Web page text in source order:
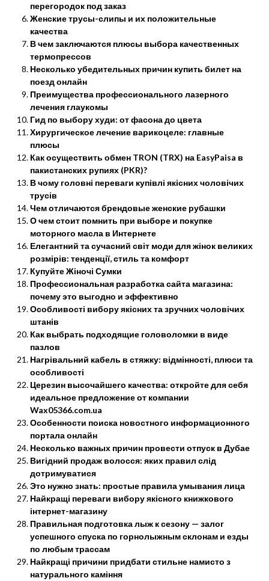
перегородок под заказ
Женские трусы-слипы и их положительные
качества
В чем заключаются плюсы выбора качественных
термопрессов
Несколько убедительных причин купить билет на
поезд онлайн
Преимущества профессионального лазерного
лечения глаукомы
Гид по выбору худи: от фасона до цвета
Хирургическое лечение варикоцеле: главные
плюсы
Как осуществить обмен TRON (TRX) на EasyPaisa в
пакистанских рупиях (PKR)?
В чому головні переваги купівлі якісних чоловічих
трусів
Чем отличаются брендовые женские рубашки
О чем стоит помнить при выборе и покупке
моторного масла в Интернете
Елегантний та сучасний світ моди для жінок великих
розмірів: тенденції, стиль та комфорт
Купуйте Жіночі Сумки
Профессиональная разработка сайта магазина:
почему это выгодно и эффективно
Особливості вибору якісних та зручних чоловічих
штанів
Как выбрать подходящие головоломки в виде
пазлов
Нагрівальний кабель в стяжку: відмінності, плюси та
особливості
Церезин высочайшего качества: откройте для себя
идеальное предложение от компании
Wax05366.com.ua
Особенности поиска новостного информационного
портала онлайн
Несколько важных причин провести отпуск в Дубае
Вигідний продаж волосся: яких правил слід
дотримуватися
Это нужно знать: простые правила умывания лица
Найкращі переваги вибору якісного книжкового
інтернет-магазину
Правильная подготовка лыж к сезону — залог
успешного спуска по горнолыжным склонам и езды
по любым трассам
Найкращі причини придбати стильне намисто з
натурального каміння